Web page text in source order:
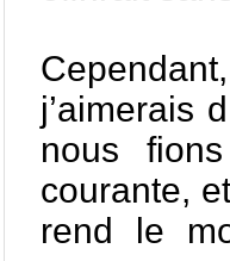
j’aimerais
nous
courante,
rend le